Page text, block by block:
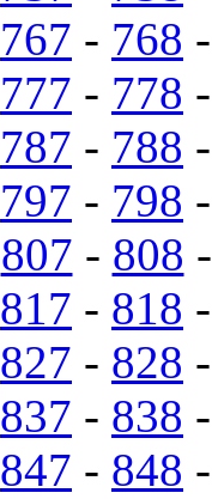
767 - 768 -
777 - 778 -
787 - 788 -
797 - 798 -
807 - 808 -
817 - 818 -
827 - 828 -
837 - 838 -
847 - 848 -